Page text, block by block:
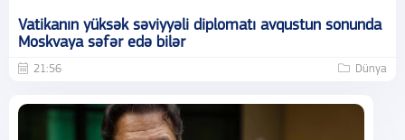
Vatikanın yüksək səviyyəli diplomatı avqustun sonunda
Moskvaya səfər edə bilər
21:56 Dünya